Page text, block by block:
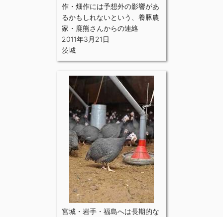
作・畑作には予想外の影響があ
るかもしれないという、養豚農
家・鹿熊さんからの連絡
2011年3月21日
茨城
宮城・岩手・福島へは長期的な